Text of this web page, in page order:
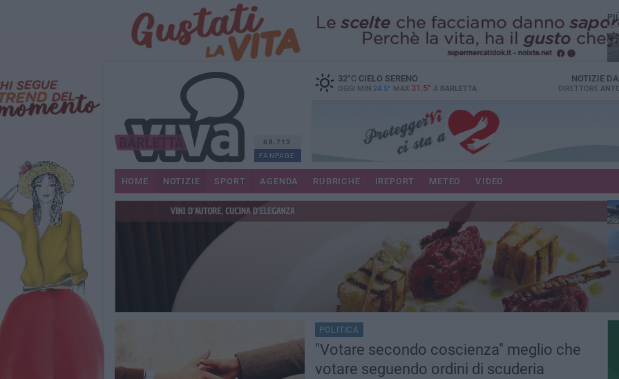
68.713
FANPAGE
32°CCIELO SERENO
OGGI MIN 24.5° MAX 31.5° A BARLETTA
NOTIZIE
DIRETTORE
HOME NOTIZIE SPORT AGENDA RUBRICHE IREPORT METEO VIDEO
POLITICA
"Votare secondo coscienza" meglio che
votare seguendo ordini di scuderia